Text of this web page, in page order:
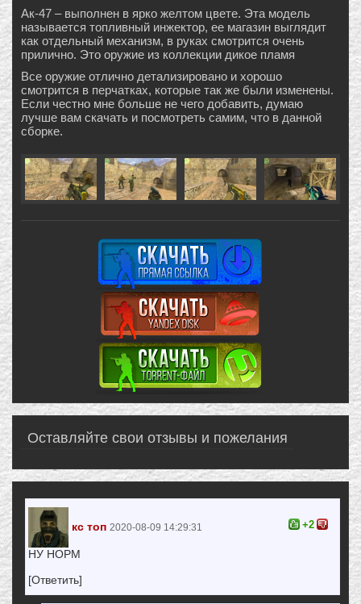
Ак-47 – выполнен в ярко желтом цвете. Эта модель
называется топливный инжектор, ее магазин выглядит
как отдельный механизм, в руках смотрится очень
прилично. Это оружие из коллекции дикое пламя
Все оружие отлично детализировано и хорошо
смотрится в перчатках, которые так же были изменены.
Если честно мне больше не чего добавить, думаю
лучше вам скачать и посмотреть самим, что в данной
сборке.
Оставляйте свои отзывы и пожелания
кс топ 2020-08-09 14:29:31
НУ НОРМ
[Ответить]
+2